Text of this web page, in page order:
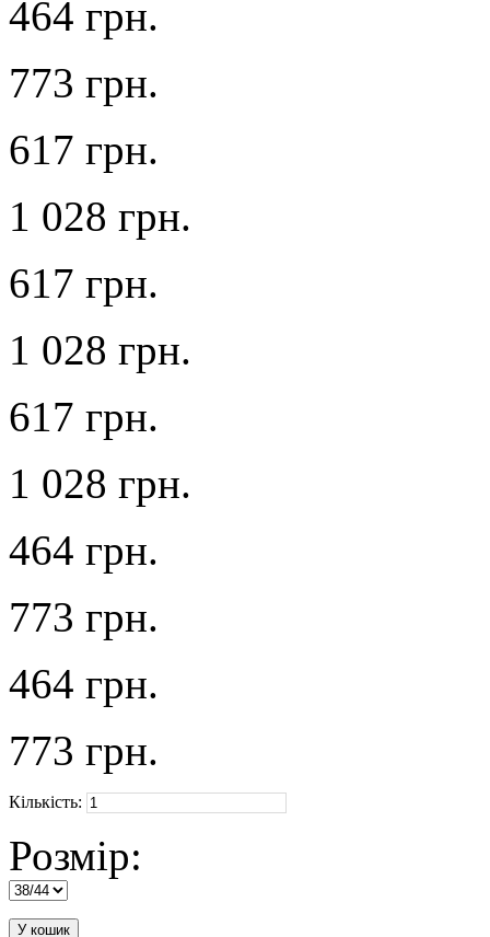
464 грн.
773 грн.
617 грн.
1 028 грн.
617 грн.
1 028 грн.
617 грн.
1 028 грн.
464 грн.
773 грн.
464 грн.
773 грн.
Кількість:
Розмір:
У кошик